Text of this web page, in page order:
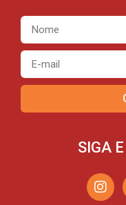
SIGA